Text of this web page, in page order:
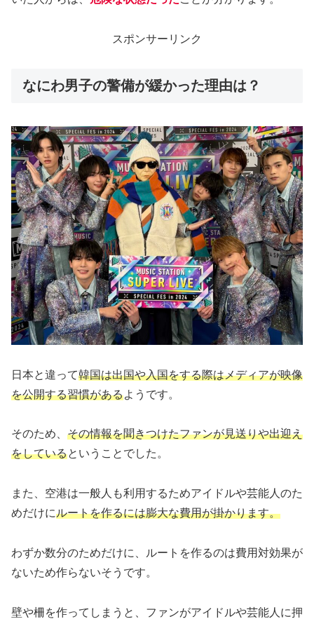
スポンサーリンク
なにわ男子の警備が緩かった理由は？
日本と違って韓国は出国や入国をする際はメディアが映像
を公開する習慣があるようです。
そのため、 その情報を聞きつけたファンが見送りや出迎え
をしているということでした。
また、空港は一般人も利用するためアイドルや芸能人のた
めだけにルートを作るには膨大な費用が掛かります。
わずか数分のためだけに、ルートを作るのは費用対効果が
ないため作らないそうです。
壁や柵を作ってしまうと、ファンがアイドルや芸能人に押